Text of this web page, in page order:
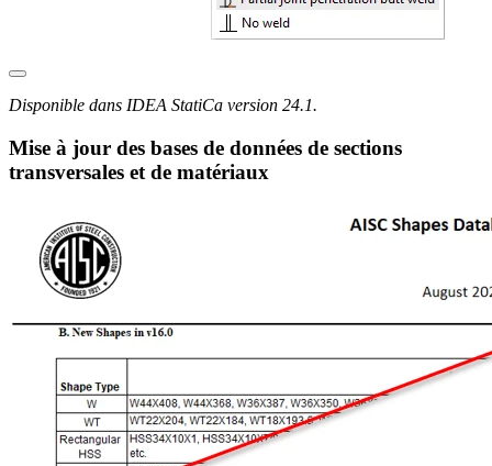
Disponible dans IDEA StatiCa version 24.1.
Mise à jour des bases de données de sections
transversales et de matériaux